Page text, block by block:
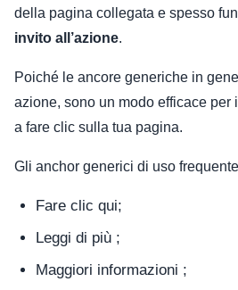
della pagina collegata e spesso
invito all’azione.
Poiché le ancore generiche in
azione, sono un modo efficace per
a fare clic sulla tua pagina.
Gli anchor generici di uso
Fare clic qui;
Leggi di più ;
Maggiori informazioni ;